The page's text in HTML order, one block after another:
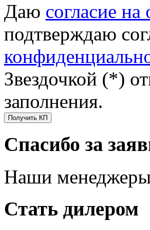
Даю согласие
подтверждаю
Звездочкой (*)
заполнения.
Получить КП
Спасибо за
Наши менеджеры
Стать дилером